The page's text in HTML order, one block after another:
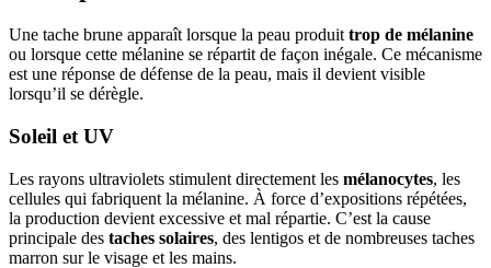
Une tache brune apparaît lorsque la peau produit trop de mélanine
ou lorsque cette mélanine se répartit de façon inégale. Ce mécanisme
est une réponse de défense de la peau, mais il devient visible
lorsqu’il se dérègle.
Soleil et UV
Les rayons ultraviolets stimulent directement les mélanocytes, les
cellules qui fabriquent la mélanine. À force d’expositions répétées,
la production devient excessive et mal répartie. C’est la cause
principale des taches solaires, des lentigos et de nombreuses taches
marron sur le visage et les mains.